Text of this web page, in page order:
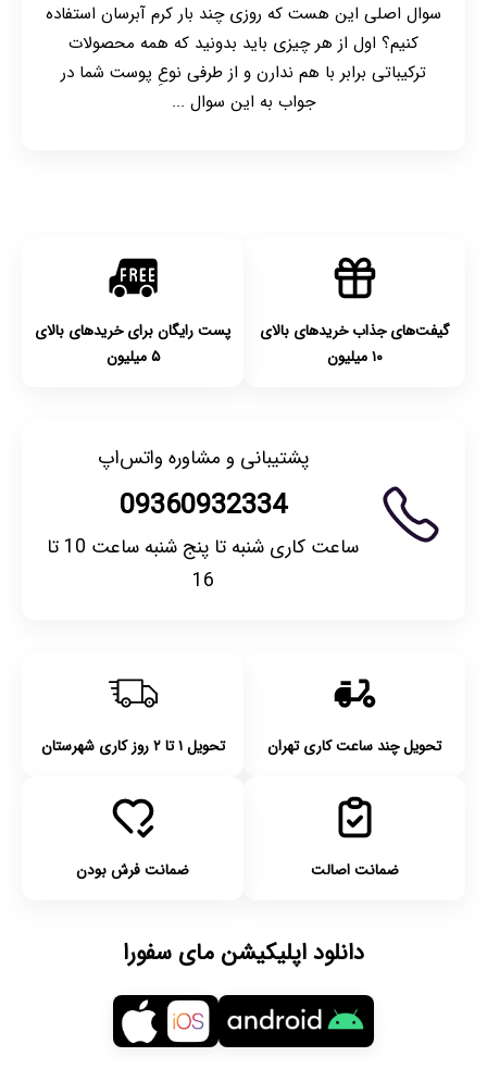
سوال اصلی این هست که روزی چند بار کرم آبرسان استفاده
کنیم؟ اول از هر چیزی باید بدونید که همه محصولات
ترکیباتی برابر با هم ندارن و از طرفی نوعِ پوست شما در
جواب به این سوال ...
گیفت‌های جذاب خریدهای بالای
۱۰ میلیون
پست رایگان برای خریدهای بالای
۵ میلیون
پشتیبانی و مشاوره واتس‌اپ
09360932334
ساعت کاری شنبه تا پنج شنبه ساعت 10 تا
16
تحویل چند ساعت کاری تهران تحویل ۱ تا ۲ روز کاری شهرستان
ضمانت اصالت ضمانت فرش بودن
دانلود اپلیکیشن مای سفورا